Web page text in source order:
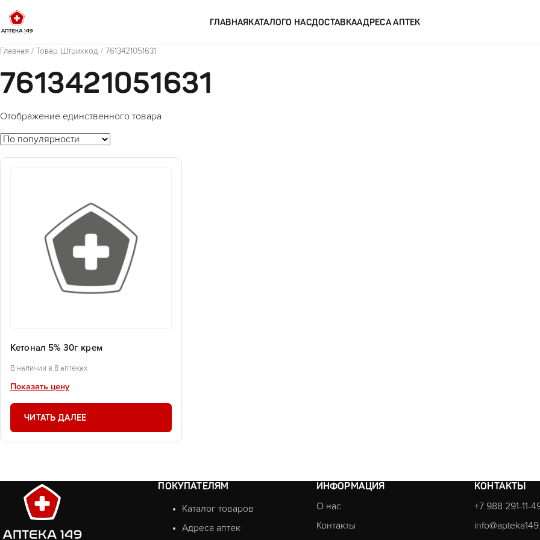
ГЛАВНАЯКАТАЛОГО НАСДОСТАВКААДРЕСА АПТЕК
Главная / Товар Штрихкод / 7613421051631
7613421051631
Отображение единственного товара
Кетонал 5% 30г крем
В наличии в 8 аптеках
Показать цену
ЧИТАТЬ ДАЛЕЕ
ПОКУПАТЕЛЯМ
Каталог товаров
Адреса аптек
ИНФОРМАЦИЯ
О нас
Контакты
КОНТАКТЫ
+7 988 291-11-